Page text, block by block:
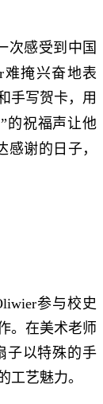
次感受到中国
难掩兴奋地表
手写贺卡，用
”的祝福声让他
谢的日子，
参与校史
。在美术老师
子以特殊的手
工艺魅力。